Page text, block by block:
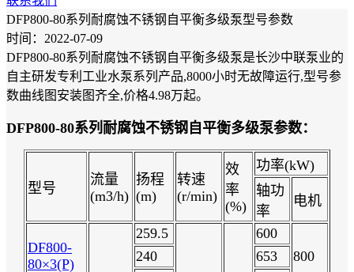
DFP800-80系列耐腐蚀不锈钢自平衡多级泵型号参数
时间：2022-07-09
DFP800-80系列耐腐蚀不锈钢自平衡多级泵是长沙中联泵业的
自主研发专利工业水泵系列产品,8000小时无故障运行,型号参
数曲线图安装图齐全,价格4.98万起。
DFP800-80系列耐腐蚀不锈钢自平衡多级泵参数：
型号
流量
(m3/h)
扬程
(m)
转速
(r/min)
效
率
(%)
功率(kW)
轴功
率
电机
DF800-
80×3(P)
259.5
600
800
240
653